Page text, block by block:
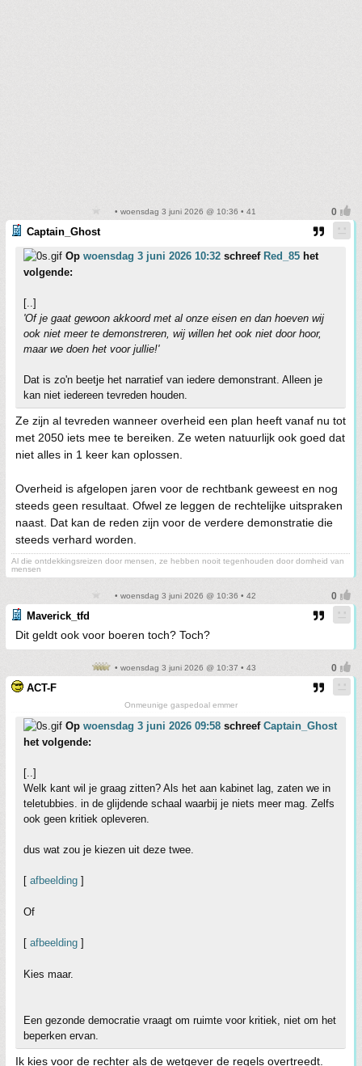
• woensdag 3 juni 2026 @ 10:36 • 41
Captain_Ghost
Op woensdag 3 juni 2026 10:32 schreef Red_85 het
volgende:
[..]
'Of je gaat gewoon akkoord met al onze eisen en dan hoeven wij
ook niet meer te demonstreren, wij willen het ook niet door hoor,
maar we doen het voor jullie!'
Dat is zo'n beetje het narratief van iedere demonstrant. Alleen je
kan niet iedereen tevreden houden.
Ze zijn al tevreden wanneer overheid een plan heeft vanaf nu tot
met 2050 iets mee te bereiken. Ze weten natuurlijk ook goed dat
niet alles in 1 keer kan oplossen.
Overheid is afgelopen jaren voor de rechtbank geweest en nog
steeds geen resultaat. Ofwel ze leggen de rechtelijke uitspraken
naast. Dat kan de reden zijn voor de verdere demonstratie die
steeds verhard worden.
Al die ontdekkingsreizen door mensen, ze hebben nooit tegenhouden door domheid van
mensen
• woensdag 3 juni 2026 @ 10:36 • 42
Maverick_tfd
Dit geldt ook voor boeren toch? Toch?
• woensdag 3 juni 2026 @ 10:37 • 43
ACT-F
Onmeunige gaspedoal emmer
Op woensdag 3 juni 2026 09:58 schreef Captain_Ghost
het volgende:
[..]
Welk kant wil je graag zitten? Als het aan kabinet lag, zaten we in
teletubbies. in de glijdende schaal waarbij je niets meer mag. Zelfs
ook geen kritiek opleveren.
dus wat zou je kiezen uit deze twee.
[ afbeelding ]
Of
[ afbeelding ]
Kies maar.
Een gezonde democratie vraagt om ruimte voor kritiek, niet om het
beperken ervan.
Ik kies voor de rechter als de wetgever de regels overtreedt.